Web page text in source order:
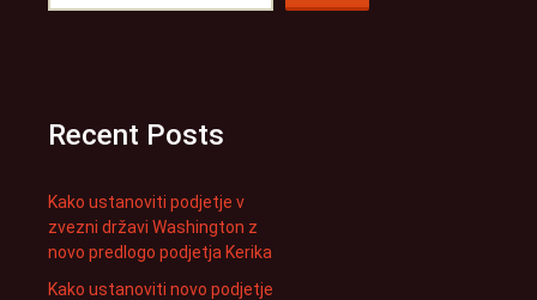
Recent Posts
Kako ustanoviti podjetje v
zvezni državi Washington z
novo predlogo podjetja Kerika
Kako ustanoviti novo podjetje